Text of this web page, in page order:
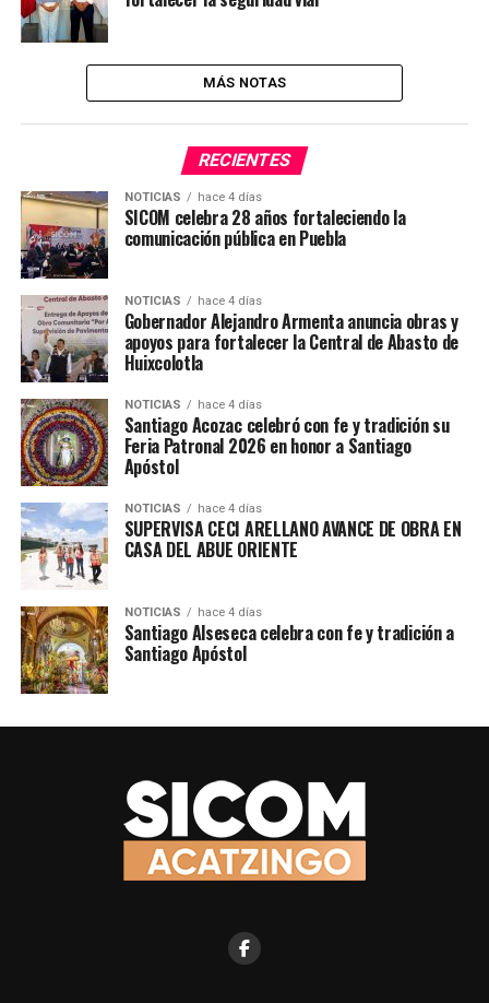
MÁS NOTAS
RECIENTES
NOTICIAS hace 4 días
SICOM celebra 28 años fortaleciendo la
comunicación pública en Puebla
NOTICIAS hace 4 días
Gobernador Alejandro Armenta anuncia obras y
apoyos para fortalecer la Central de Abasto de
Huixcolotla
NOTICIAS hace 4 días
Santiago Acozac celebró con fe y tradición su
Feria Patronal 2026 en honor a Santiago
Apóstol
NOTICIAS hace 4 días
SUPERVISA CECI ARELLANO AVANCE DE OBRA EN
CASA DEL ABUE ORIENTE
NOTICIAS hace 4 días
Santiago Alseseca celebra con fe y tradición a
Santiago Apóstol